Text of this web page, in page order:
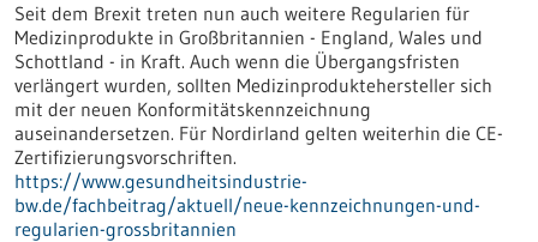
Seit dem Brexit treten nun auch weitere Regularien für
Medizinprodukte in Großbritannien - England, Wales und
Schottland - in Kraft. Auch wenn die Übergangsfristen
verlängert wurden, sollten Medizinproduktehersteller sich
mit der neuen Konformitätskennzeichnung
auseinandersetzen. Für Nordirland gelten weiterhin die CE-
Zertifizierungsvorschriften.
https://www.gesundheitsindustrie-
bw.de/fachbeitrag/aktuell/neue-kennzeichnungen-und-
regularien-grossbritannien